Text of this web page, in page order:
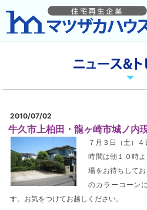
2010/07/02
牛久市上柏田・龍ヶ崎市城ノ内
７月３日（土）４
時間は朝１０時
場をお待ちして
のカラーコーン
す。お気をつけてお越しください。